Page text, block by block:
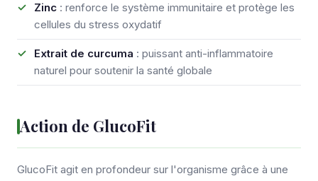
Zinc : renforce le système immunitaire et protège les
cellules du stress oxydatif
Extrait de curcuma : puissant anti-inflammatoire
naturel pour soutenir la santé globale
Action de GlucoFit
GlucoFit agit en profondeur sur l'organisme grâce à une